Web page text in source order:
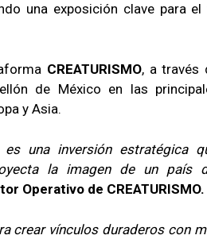
una exposición clave para
CREATURISMO, a través
de México en las
y Asia.
una inversión estratégica
la imagen de un país
Operativo de CREATURISMO.
crear vínculos duraderos con